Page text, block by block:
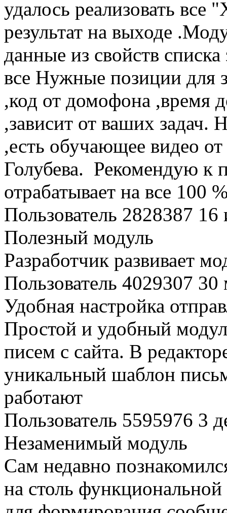
удалось реализовать
результат на выходе
данные из свойств
все Нужные позиции для
,код от домофона ,время
,зависит от ваших задач.
,есть обучающее видео
Голубева. Рекомендую к
отрабатывает на все 100
Пользователь 2828387 16
Полезный модуль
Разработчик развивает
Пользователь 4029307 30
Удобная настройка
Простой и удобный
писем с сайта. В
уникальный шаблон
работают
Пользователь 5595976 3
Незаменимый модуль
Сам недавно
на столь